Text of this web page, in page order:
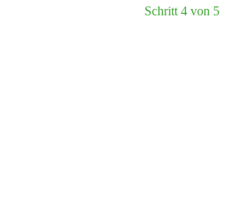
Schritt 4 von 5